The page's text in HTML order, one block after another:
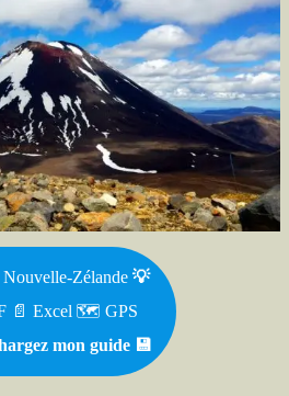
Zélande 💡
📄 Excel 🗺️ GPS
mon guide 💾